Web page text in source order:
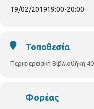
κοροϊδεύουν, και δε
Δοκιμάζει ένα σωρό άλλα
προεγγραφή.
www.facebook.com/
19/02/201919:00-20:00
Τοποθεσία
Περιφερειακή Βιβλιοθήκη
Φορέας